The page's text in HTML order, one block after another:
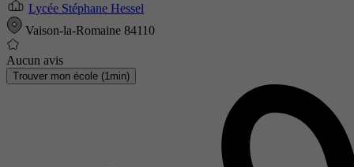
Lycée Stéphane Hessel
Vaison-la-Romaine 84110
Aucun avis
Trouver mon école (1min)